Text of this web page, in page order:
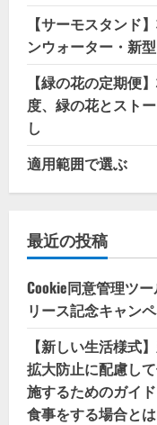
【サーモスタンド
ンウォーター・新
【緑の花の定期便
度、緑の花とスト
し
適用範囲で選ぶ
最近の投稿
Cookie同意管理ツー
リース記念キャン
【新しい生活様式
拡大防止に配慮し
施するためのガイ
食事をする場合と